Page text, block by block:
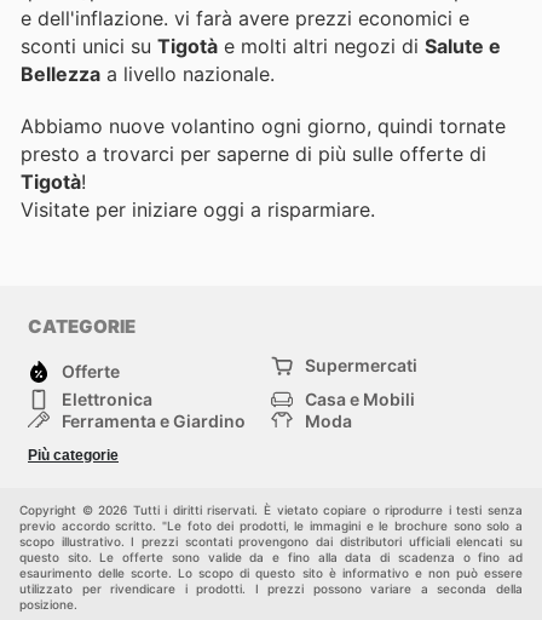
e dell'inflazione. vi farà avere prezzi economici e
sconti unici su Tigotà e molti altri negozi di Salute e
Bellezza a livello nazionale.
Abbiamo nuove volantino ogni giorno, quindi tornate
presto a trovarci per saperne di più sulle offerte di
Tigotà!
Visitate per iniziare oggi a risparmiare.
CATEGORIE
Offerte
Supermercati
Elettronica
Casa e Mobili
Ferramenta e Giardino
Moda
Bambini e Neonati
Più categorie
Copyright © 2026 Tutti i diritti riservati. È vietato copiare o riprodurre i testi senza
previo accordo scritto. "Le foto dei prodotti, le immagini e le brochure sono solo a
scopo illustrativo. I prezzi scontati provengono dai distributori ufficiali elencati su
questo sito. Le offerte sono valide da e fino alla data di scadenza o fino ad
esaurimento delle scorte. Lo scopo di questo sito è informativo e non può essere
utilizzato per rivendicare i prodotti. I prezzi possono variare a seconda della
posizione.